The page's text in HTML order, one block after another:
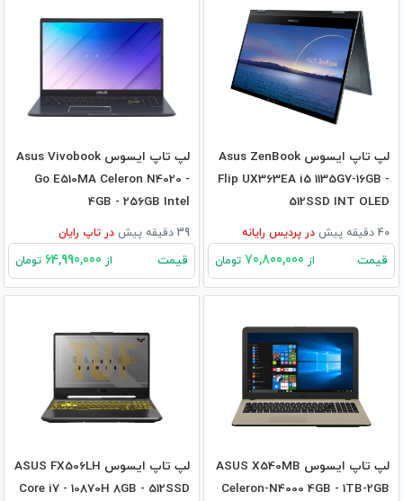
لپ تاپ ایسوس Asus ZenBook
Flip UX363EA i5 1135G7-16GB -
512SSD INT OLED
40 دقیقه پیش در پردیس رایانه
قیمت از تومان
لپ تاپ ایسوس Asus Vivobook
Go E510MA Celeron N4020 -
4GB - 256GB Intel
39 دقیقه پیش در تاپ رایان
قیمت از تومان
لپ تاپ ایسوس ASUS X540MB
Celeron-N4000 4GB - 1TB-2GB
لپ تاپ ایسوس ASUS FX506LH
Core i7 - 10870H 8GB - 512SSD